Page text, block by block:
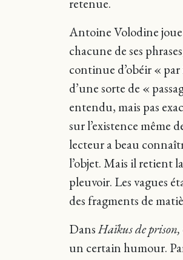
retenue.
Antoine Volodine joue
chacune de ses
continue d’obéir «
d’une sorte de «
entendu, mais pas
sur l’existence même
lecteur a beau
l’objet. Mais il retient
pleuvoir. Les vagues
des fragments de
DansHaïkus de prison,
un certain humour.